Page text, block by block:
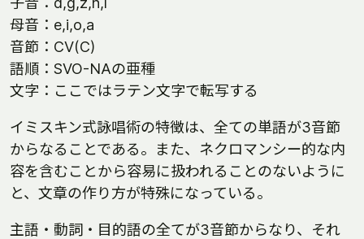
母音：e,i,o,a
音節：CV(C)
語順：SVO-NAの亜種
文字：ここではラテン文字で転写する
イミスキン式詠唱術の特徴は、全ての単語が3音節
からなることである。また、ネクロマンシー的な内
容を含むことから容易に扱われることのないように
と、文章の作り方が特殊になっている。
主語・動詞・目的語の全てが3音節からなり、それ